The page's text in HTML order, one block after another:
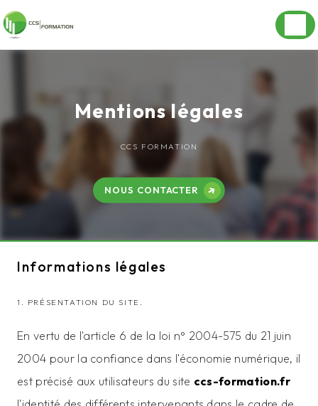
Mentions légales
CCS FORMATION
NOUS CONTACTER
Informations légales
1. PRÉSENTATION DU SITE.
En vertu de l'article 6 de la loi n° 2004-575 du 21 juin
2004 pour la confiance dans l'économie numérique, il
est précisé aux utilisateurs du site ccs-formation.fr
Panneau de gestion des cookies